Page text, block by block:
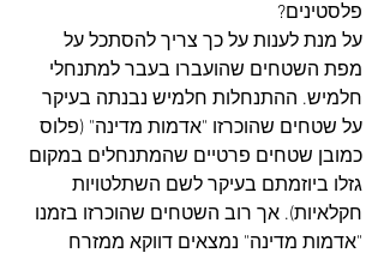
פלסטינים?
על מנת לענות על כך צריך להסתכל על
מפת השטחים שהועברו בעבר למתנחלי
חלמיש. ההתנחלות חלמיש נבנתה בעיקר
על שטחים שהוכרזו "אדמות מדינה" (פלוס
כמובן שטחים פרטיים שהמתנחלים במקום
גזלו ביוזמתם בעיקר לשם השתלטויות
חקלאיות). אך רוב השטחים שהוכרזו בזמנו
"אדמות מדינה" נמצאים דווקא ממזרח